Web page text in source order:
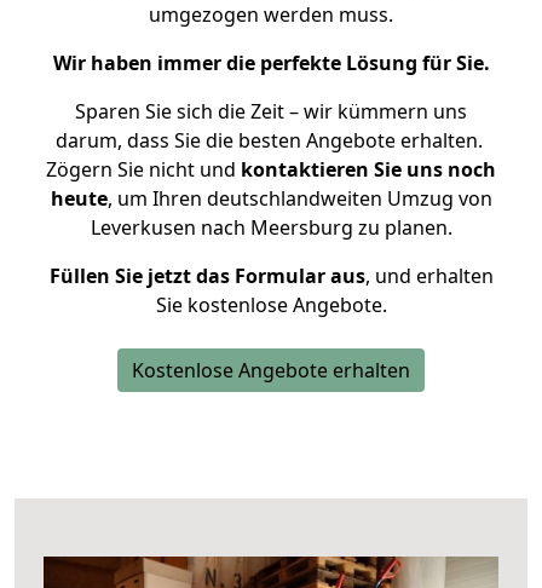
umgezogen werden muss.
Wir haben immer die perfekte Lösung für Sie.
Sparen Sie sich die Zeit – wir kümmern uns
darum, dass Sie die besten Angebote erhalten.
Zögern Sie nicht und kontaktieren Sie uns noch
heute, um Ihren deutschlandweiten Umzug von
Leverkusen nach Meersburg zu planen.
Füllen Sie jetzt das Formular aus, und erhalten
Sie kostenlose Angebote.
Kostenlose Angebote erhalten